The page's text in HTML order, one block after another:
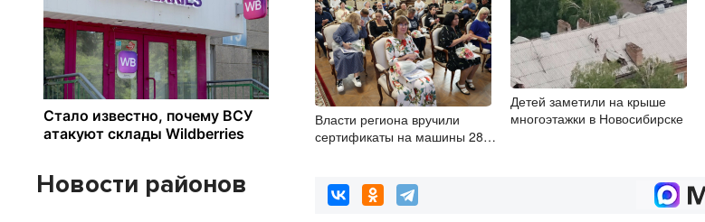
Власти региона вручили
сертификаты на машины 28
Детей заметили на крыше
многоэтажки в Новосибирске
Новости районов